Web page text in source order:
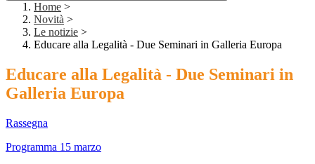
Home >
Novità >
Le notizie >
Educare alla Legalità - Due Seminari in Galleria Europa
Educare alla Legalità - Due Seminari in
Galleria Europa
Rassegna
Programma 15 marzo